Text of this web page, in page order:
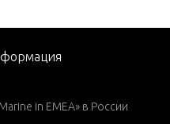
in EMEA» в России